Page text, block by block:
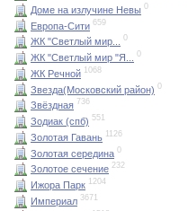
Доме на излучине Невы 0
Европа-Сити 659
ЖК "Светлый мир... 0
ЖК "Светлый мир "Я... 0
ЖК Речной 1068
Звезда(Московский район) 0
Звёздная 736
Зодиак (спб) 551
Золотая Гавань 1126
Золотая середина 0
Золотое сечение 232
Ижора Парк 1204
Империал 3671